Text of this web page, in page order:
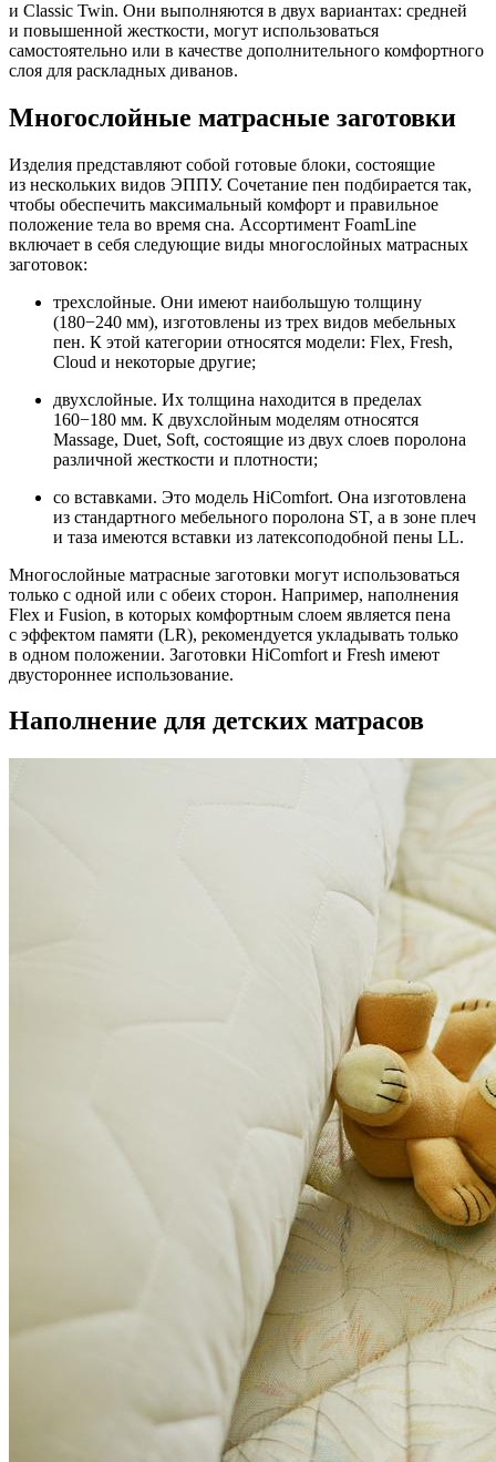
и Classic Twin. Они выполняются в двух вариантах: средней
и повышенной жесткости, могут использоваться
самостоятельно или в качестве дополнительного комфортного
слоя для раскладных диванов.
Многослойные матрасные заготовки
Изделия представляют собой готовые блоки, состоящие
из нескольких видов ЭППУ. Сочетание пен подбирается так,
чтобы обеспечить максимальный комфорт и правильное
положение тела во время сна. Ассортимент FoamLine
включает в себя следующие виды многослойных матрасных
заготовок:
трехслойные. Они имеют наибольшую толщину
(180−240 мм), изготовлены из трех видов мебельных
пен. К этой категории относятся модели: Flex, Fresh,
Cloud и некоторые другие;
двухслойные. Их толщина находится в пределах
160−180 мм. К двухслойным моделям относятся
Massage, Duet, Soft, состоящие из двух слоев поролона
различной жесткости и плотности;
со вставками. Это модель HiComfort. Она изготовлена
из стандартного мебельного поролона ST, а в зоне плеч
и таза имеются вставки из латексоподобной пены LL.
Многослойные матрасные заготовки могут использоваться
только с одной или с обеих сторон. Например, наполнения
Flex и Fusion, в которых комфортным слоем является пена
с эффектом памяти (LR), рекомендуется укладывать только
в одном положении. Заготовки HiComfort и Fresh имеют
двустороннее использование.
Наполнение для детских матрасов